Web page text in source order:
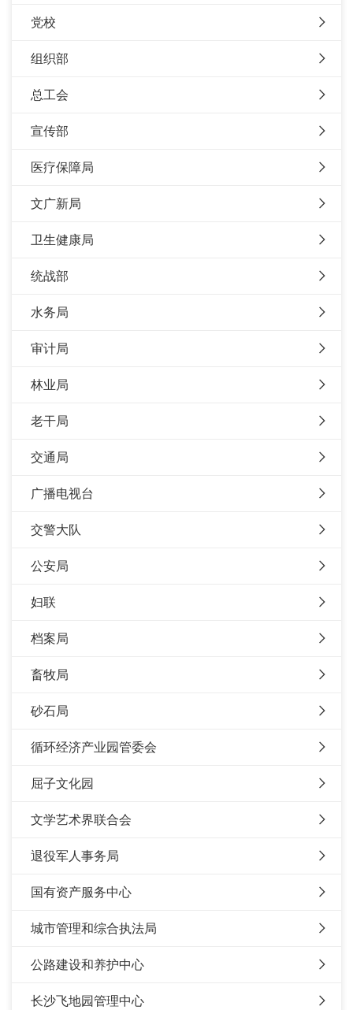
党校
组织部
总工会
宣传部
医疗保障局
文广新局
卫生健康局
统战部
水务局
审计局
林业局
老干局
交通局
广播电视台
交警大队
公安局
妇联
档案局
畜牧局
砂石局
循环经济产业园管委会
屈子文化园
文学艺术界联合会
退役军人事务局
国有资产服务中心
城市管理和综合执法局
公路建设和养护中心
长沙飞地园管理中心